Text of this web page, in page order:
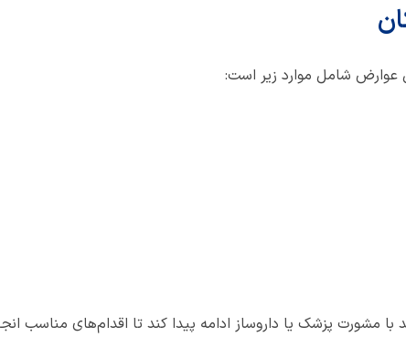
عوارض شامل موارد زیر است:
مشورت پزشک یا داروساز ادامه پیدا کند تا اقدام‌های مناسب